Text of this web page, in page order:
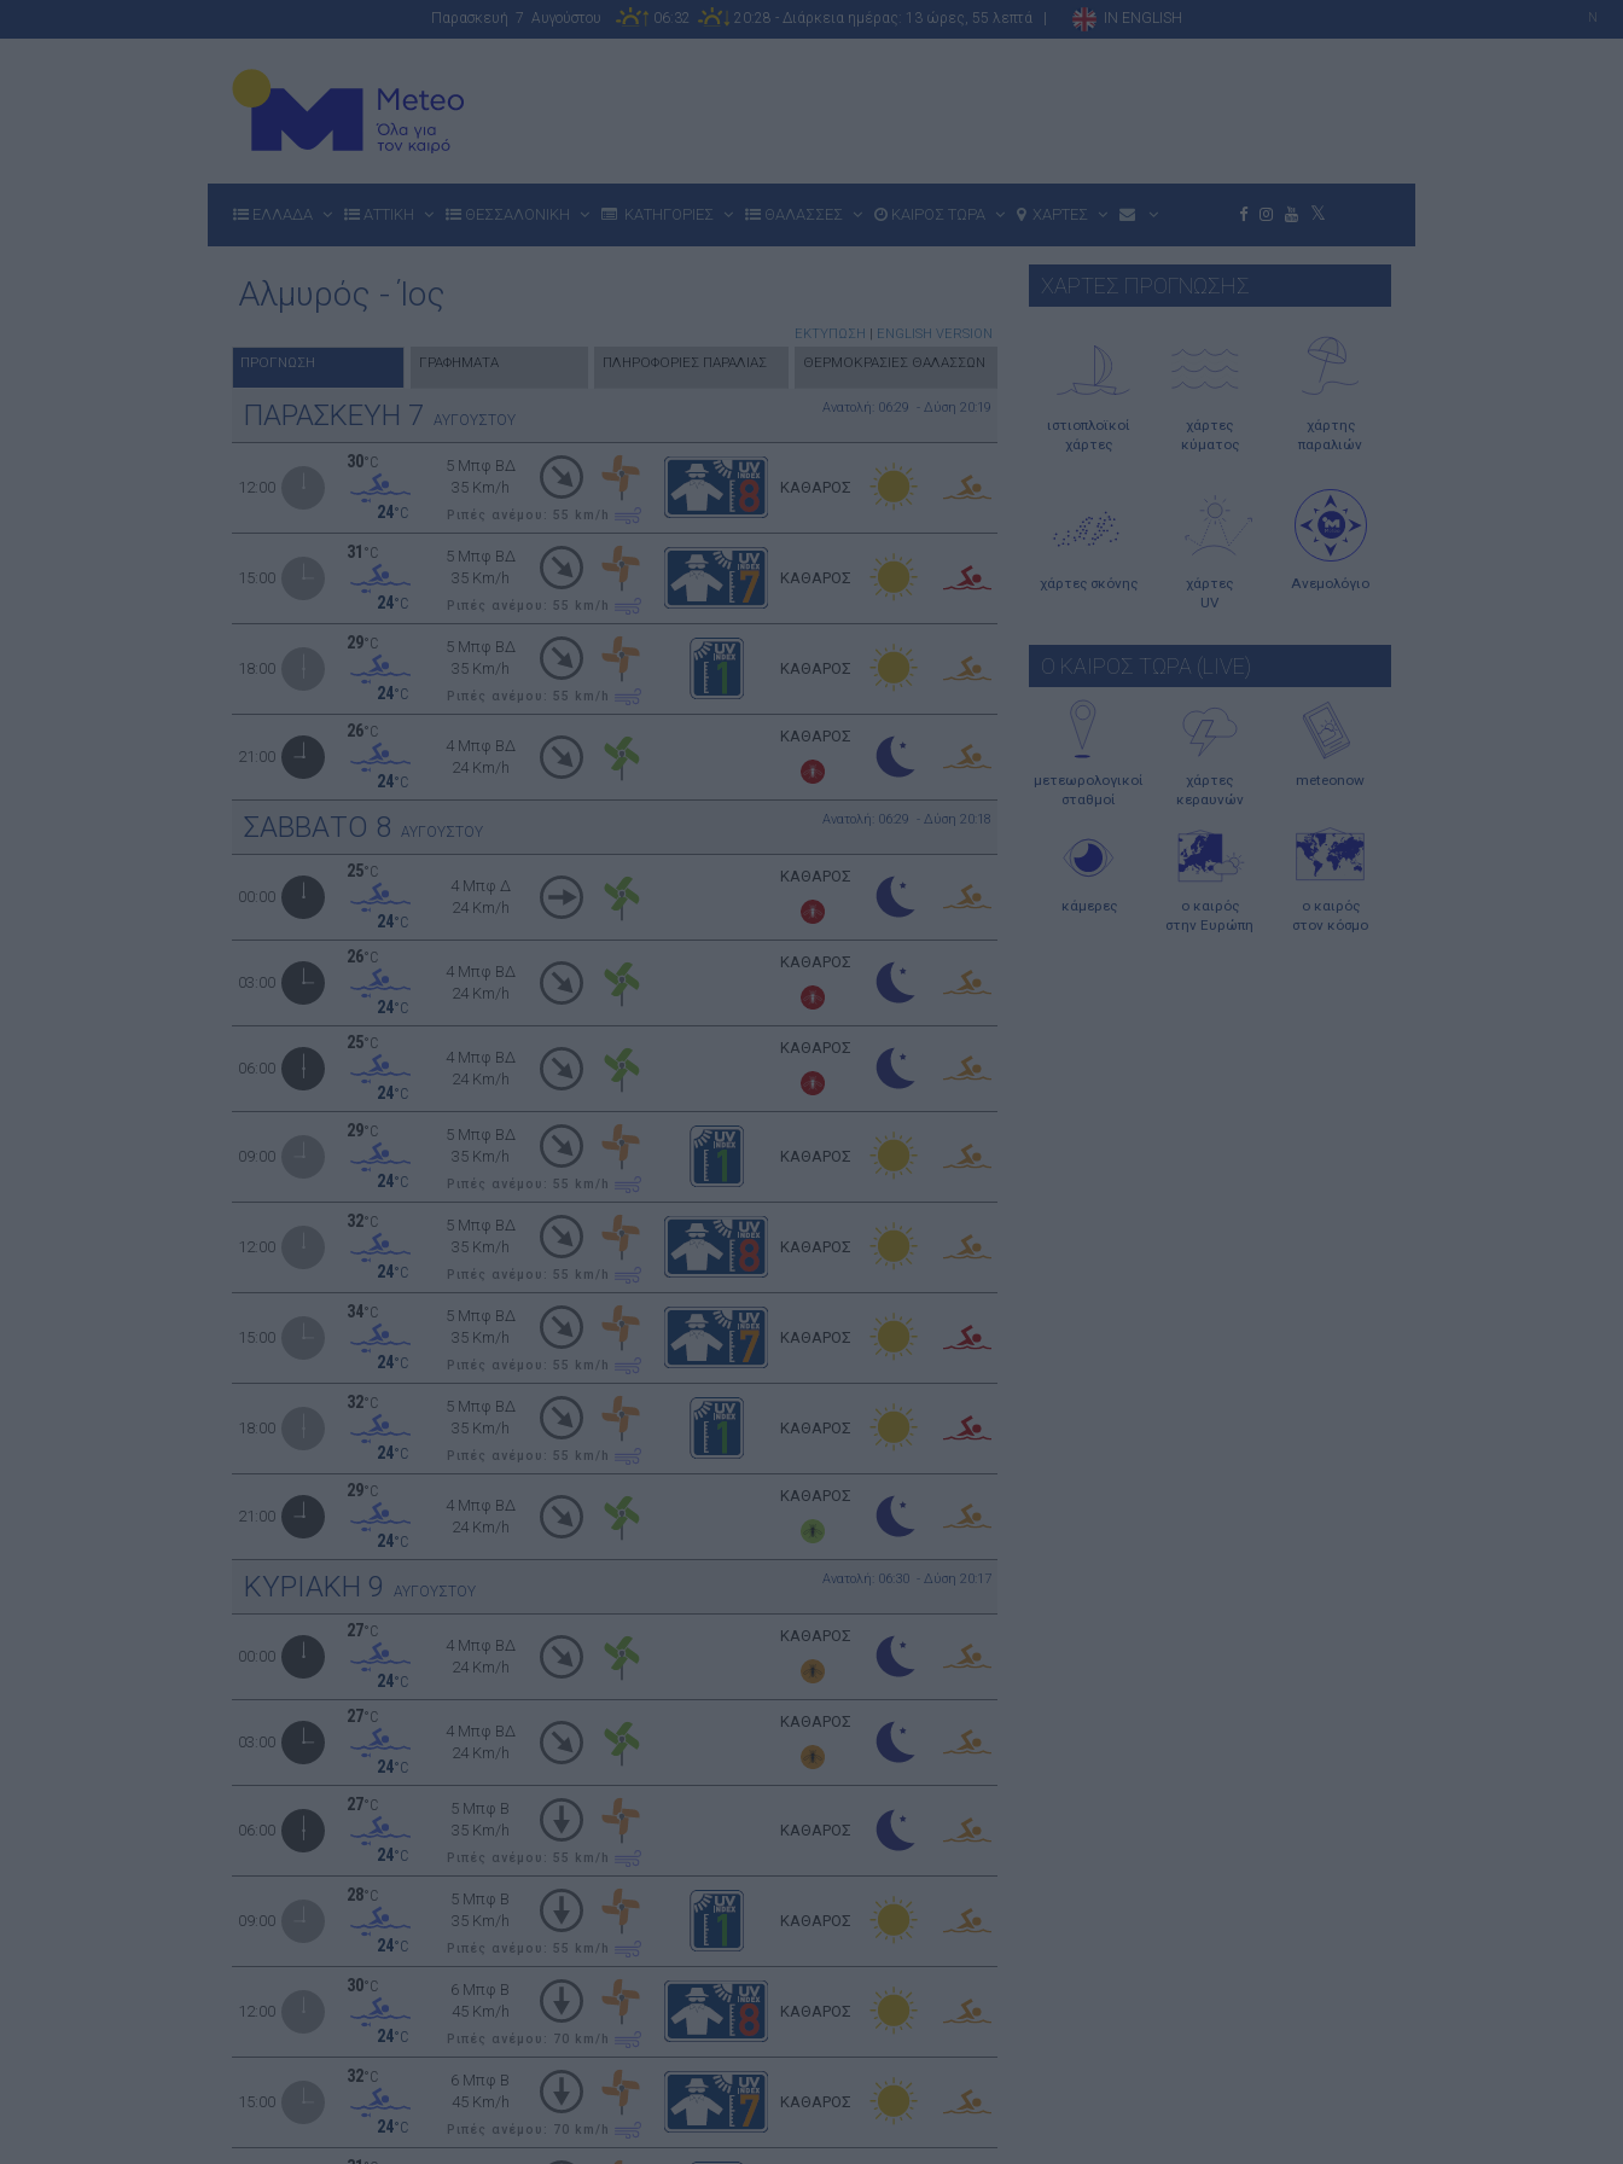
Παρασκευή 7 Αυγούστου 06:32 20:28 - Διάρκεια ημέρας: 13 ώρες, 55 λεπτά | IN ENGLISH N
ΕΛΛΑΔΑ ΑΤΤΙΚΗ ΘΕΣΣΑΛΟΝΙΚΗ ΚΑΤΗΓΟΡΙΕΣ ΘΑΛΑΣΣΕΣ ΚΑΙΡΟΣ ΤΩΡΑ ΧΑΡΤΕΣ
Αλμυρός - Ίος
ΕΚΤΥΠΩΣΗ | ENGLISH VERSION
ΠΡΟΓΝΩΣΗ ΓΡΑΦΗΜΑΤΑ ΠΛΗΡΟΦΟΡΙΕΣ ΠΑΡΑΛΙΑΣ ΘΕΡΜΟΚΡΑΣΙΕΣ ΘΑΛΑΣΣΩΝ
ΠΑΡΑΣΚΕΥΗ 7 ΑΥΓΟΥΣΤΟΥ
Ανατολή: 06:29 - Δύση 20:19
12:00
30°C
24°C
5 Μπφ ΒΔ
35 Km/h
Ριπές ανέμου: 55 km/h
ΚΑΘΑΡΟΣ
15:00
31 °C
24°C
5 Μπφ ΒΔ
35 Km/h
Ριπές ανέμου: 55 km/h
ΚΑΘΑΡΟΣ
18:00
29°C
24°C
5 Μπφ ΒΔ
35 Km/h
Ριπές ανέμου: 55 km/h
ΚΑΘΑΡΟΣ
21:00
26°C
24°C
4 Μπφ ΒΔ
24 Km/h
ΚΑΘΑΡΟΣ
ΣΑΒΒΑΤΟ 8 ΑΥΓΟΥΣΤΟΥ
Ανατολή: 06:29 - Δύση 20:18
00:00
25°C
24°C
4 Μπφ Δ
24 Km/h
ΚΑΘΑΡΟΣ
03:00
26°C
24°C
4 Μπφ ΒΔ
24 Km/h
ΚΑΘΑΡΟΣ
06:00
25°C
24°C
4 Μπφ ΒΔ
24 Km/h
ΚΑΘΑΡΟΣ
09:00
29°C
24°C
5 Μπφ ΒΔ
35 Km/h
Ριπές ανέμου: 55 km/h
ΚΑΘΑΡΟΣ
12:00
32°C
24°C
5 Μπφ ΒΔ
35 Km/h
Ριπές ανέμου: 55 km/h
ΚΑΘΑΡΟΣ
15:00
34°C
24°C
5 Μπφ ΒΔ
35 Km/h
Ριπές ανέμου: 55 km/h
ΚΑΘΑΡΟΣ
18:00
32°C
24°C
5 Μπφ ΒΔ
35 Km/h
Ριπές ανέμου: 55 km/h
ΚΑΘΑΡΟΣ
21:00
29°C
24°C
4 Μπφ ΒΔ
24 Km/h
ΚΑΘΑΡΟΣ
ΚΥΡΙΑΚΗ 9 ΑΥΓΟΥΣΤΟΥ
Ανατολή: 06:30 - Δύση 20:17
00:00
27°C
24°C
4 Μπφ ΒΔ
24 Km/h
ΚΑΘΑΡΟΣ
03:00
27°C
24°C
4 Μπφ ΒΔ
24 Km/h
ΚΑΘΑΡΟΣ
06:00
27°C
24°C
5 Μπφ B
35 Km/h
Ριπές ανέμου: 55 km/h
ΚΑΘΑΡΟΣ
09:00
28°C
24°C
5 Μπφ B
35 Km/h
Ριπές ανέμου: 55 km/h
ΚΑΘΑΡΟΣ
12:00
30°C
24°C
6 Μπφ B
45 Km/h
Ριπές ανέμου: 70 km/h
ΚΑΘΑΡΟΣ
15:00
32°C
24°C
6 Μπφ B
45 Km/h
Ριπές ανέμου: 70 km/h
ΚΑΘΑΡΟΣ
ΧΑΡΤΕΣ ΠΡΟΓΝΩΣΗΣ
ιστιοπλοϊκοί
χάρτες
χάρτες
κύματος
χάρτης
παραλιών
χάρτες σκόνης
χάρτες
UV
Ανεμολόγιο
Ο ΚΑΙΡΟΣ ΤΩΡΑ (LIVE)
μετεωρολογικοί
σταθμοί
χάρτες
κεραυνών
meteonow
κάμερες
ο καιρός
στην Ευρώπη
ο καιρός
στον κόσμο